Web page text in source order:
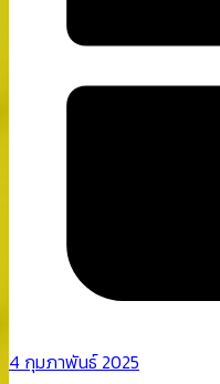
4 กุมภาพันธ์ 2025